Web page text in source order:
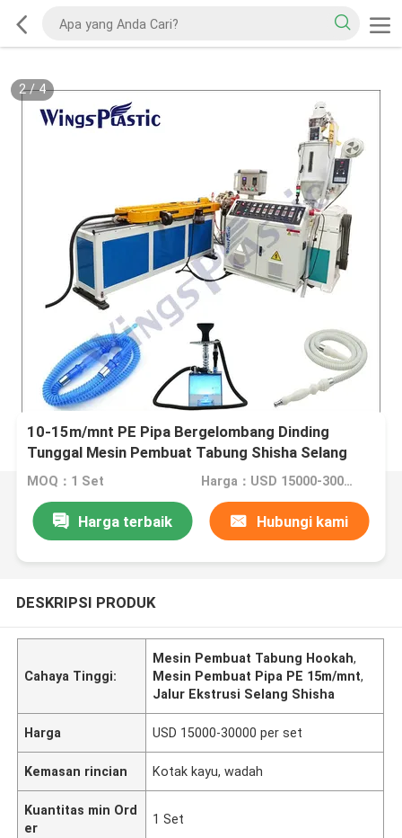
2/4
10-15m/mnt PE Pipa Bergelombang Dinding
Tunggal Mesin Pembuat Tabung Shisha Selang
Hookah
MOQ：1 Set Harga：USD 15000-30000 per set
Harga terbaik Hubungi kami
DESKRIPSI PRODUK
Cahaya Tinggi:
Mesin Pembuat Tabung Hookah,
Mesin Pembuat Pipa PE 15m/mnt,
Jalur Ekstrusi Selang Shisha
Harga USD 15000-30000 per set
Kemasan rincian Kotak kayu, wadah
Kuantitas min Ord
er
1 Set